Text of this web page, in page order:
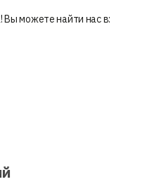
Вы можете найти нас в: